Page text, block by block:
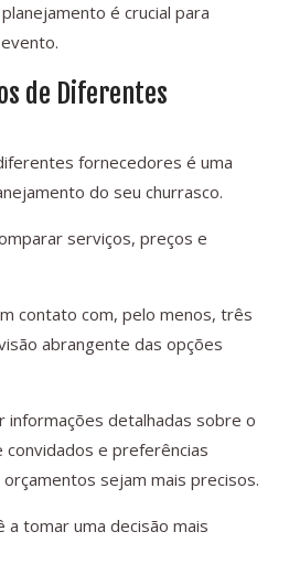
é crucial para
de Diferentes
fornecedores é uma
do seu churrasco.
serviços, preços e
contato com, pelo menos, três
abrangente das opções
detalhadas sobre o
e preferências
sejam mais precisos.
a tomar uma decisão mais